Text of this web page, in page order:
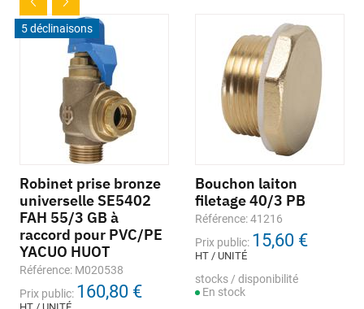
5 déclinaisons
Robinet prise bronze
universelle SE5402
FAH 55/3 GB à
raccord pour PVC/PE
YACUO HUOT
Référence: M020538
Prix public: 160,80 €
Bouchon laiton
filetage 40/3 PB
Référence: 41216
Prix public: 15,60 €
HT / UNITÉ
stocks / disponibilité
En stock